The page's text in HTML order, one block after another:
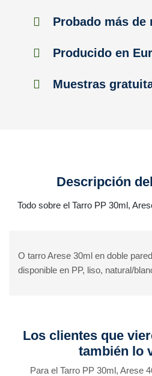
Probado más de
Producido en
Muestras
Descripción
Todo sobre el Tarro PP 30ml,
O tarro Arese 30ml en doble
disponible en PP, liso, natural/
Los clientes que
también lo
Para el Tarro PP 30ml, Arese